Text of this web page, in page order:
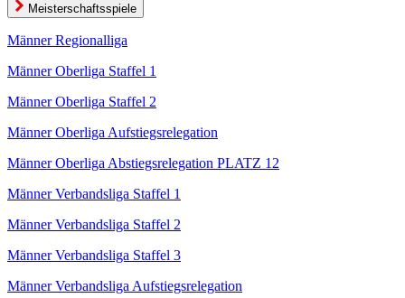
Meisterschaftsspiele
Männer Regionalliga
Männer Oberliga Staffel 1
Männer Oberliga Staffel 2
Männer Oberliga Aufstiegsrelegation
Männer Oberliga Abstiegsrelegation PLATZ 12
Männer Verbandsliga Staffel 1
Männer Verbandsliga Staffel 2
Männer Verbandsliga Staffel 3
Männer Verbandsliga Aufstiegsrelegation